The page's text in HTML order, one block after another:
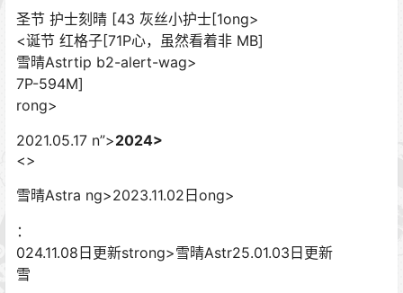
圣节 护士刻晴 [43 灰丝小护士[1ong>
<诞节 红格子[71P心，虽然看着非 MB]
雪晴Astrtip b2-alert-wag>
7P-594M]
rong>
2021.05.17 n”>2024>
<>
雪晴Astra ng>2023.11.02日ong>
：
024.11.08日更新strong>雪晴Astr25.01.03日更新
雪